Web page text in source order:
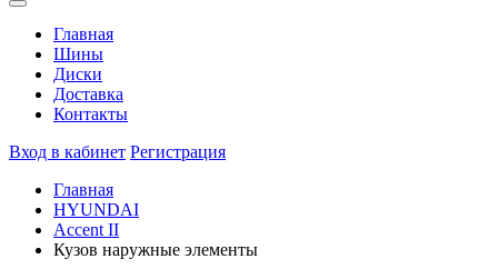
Главная
Шины
Диски
Доставка
Контакты
Вход в кабинет Регистрация
Главная
HYUNDAI
Accent II
Кузов наружные элементы